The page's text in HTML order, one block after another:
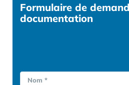
Formulaire de
documentation
Nom *